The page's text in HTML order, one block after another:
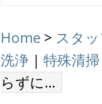
Home > スタ
洗浄 | 特殊清掃
らずに…